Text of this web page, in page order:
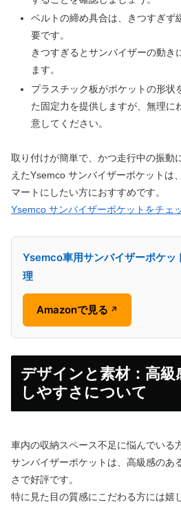
ベルトの締め具合は、きつすぎず
要です。
きつすぎるとサンバイザーの動き
ます。
プラスチック板がポケットの形状
た固定力を提供しますが、無理に
意してください。
取り付けが簡単で、かつ走行中の振動
えたYsemco サンバイザーポケットは
マートにしたい方におすすめです。
Ysemco サンバイザーポケットをチェ
Ysemco車用サンバイザーポケッ
理
Amazonで見る ↗
デザインと素材：高
しやすさについて
車内の収納スペース不足に悩んでいる
サンバイザーポケットは、高級感のあ
さで好評です。
特に見た目の質感にこだわる方には嬉